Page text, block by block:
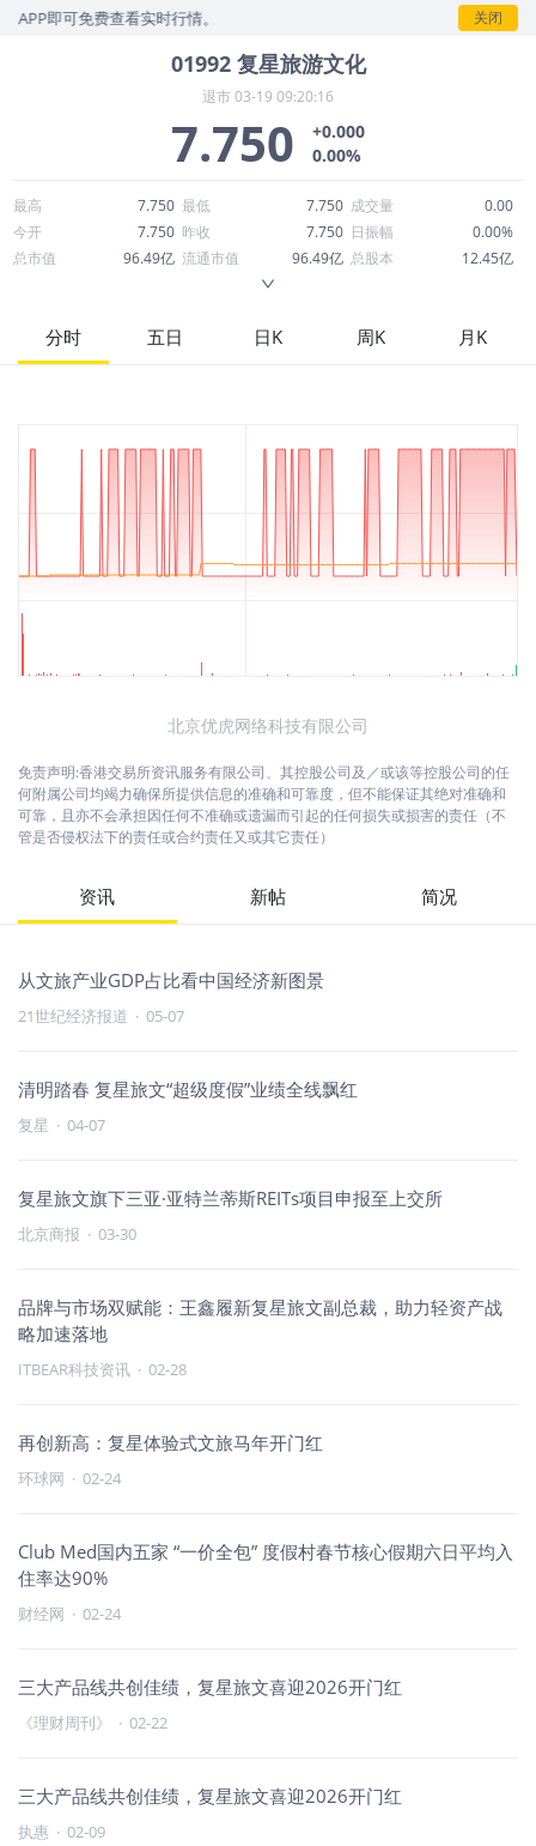
可免费查看实时行情。 关闭
01992 复星旅游文化
退市03-19 09:20:16
7.750
+0.000
0.00%
最高 7.750 最低 7.750 成交量
0.00
今开
7.750 昨收 7.750 日振幅
0.00%
总市值
96.49亿 流通市值 96.49亿 总股本
12.45亿
52周最高
7.750 市盈率
26.96
股息
分时 五日 日K 周K 月K
北京优虎网络科技有限公司
免责声明:香港交易所资讯服务有限公司、其控股公司及／或该等控股公司的任
何附属公司均竭力确保所提供信息的准确和可靠度，但不能保证其绝对准确和
可靠，且亦不会承担因任何不准确或遗漏而引起的任何损失或损害的责任（不
管是否侵权法下的责任或合约责任又或其它责任）
资讯 新帖 简况
从文旅产业GDP占比看中国经济新图景
21世纪经济报道 · 05-07
清明踏春 复星旅文“超级度假”业绩全线飘红
复星 · 04-07
复星旅文旗下三亚·亚特兰蒂斯REITs项目申报至上交所
北京商报 · 03-30
品牌与市场双赋能：王鑫履新复星旅文副总裁，助力轻资产战
略加速落地
ITBEAR科技资讯 · 02-28
再创新高：复星体验式文旅马年开门红
环球网 · 02-24
Club Med国内五家 “一价全包” 度假村春节核心假期六日平均入
住率达90%
财经网 · 02-24
三大产品线共创佳绩，复星旅文喜迎2026开门红
《理财周刊》 · 02-22
三大产品线共创佳绩，复星旅文喜迎2026开门红
执惠 · 02-09